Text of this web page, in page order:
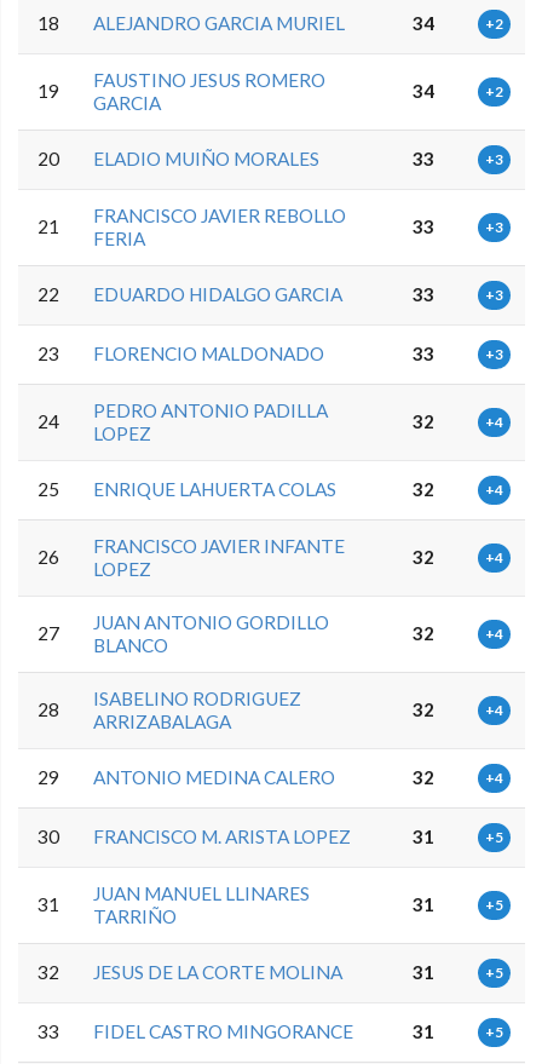
18 ALEJANDRO GARCIA MURIEL 34 +2
19
FAUSTINO JESUS ROMERO
GARCIA
34 +2
20 ELADIO MUIÑO MORALES 33 +3
21
FRANCISCO JAVIER REBOLLO
FERIA
33 +3
22 EDUARDO HIDALGO GARCIA 33 +3
23 FLORENCIO MALDONADO 33 +3
24
PEDRO ANTONIO PADILLA
LOPEZ
32 +4
25 ENRIQUE LAHUERTA COLAS 32 +4
26
FRANCISCO JAVIER INFANTE
LOPEZ
32 +4
27
JUAN ANTONIO GORDILLO
BLANCO
32 +4
28
ISABELINO RODRIGUEZ
ARRIZABALAGA
32 +4
29 ANTONIO MEDINA CALERO 32 +4
30 FRANCISCO M. ARISTA LOPEZ 31 +5
31
JUAN MANUEL LLINARES
TARRIÑO
31 +5
32 JESUS DE LA CORTE MOLINA 31 +5
33 FIDEL CASTRO MINGORANCE 31 +5